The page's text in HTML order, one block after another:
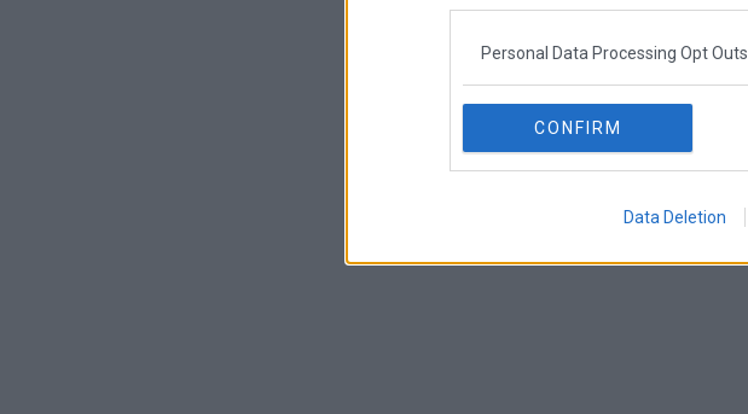
Personal Data Processing Opt Outs
CONFIRM
Data Deletion